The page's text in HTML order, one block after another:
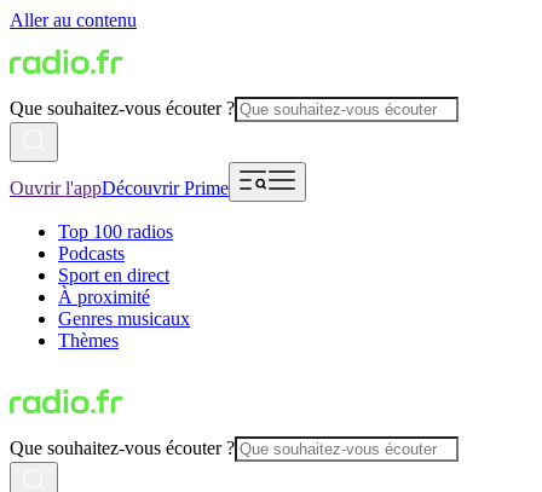
Aller au contenu
Que souhaitez-vous écouter ?
Ouvrir l'appDécouvrir Prime
Top 100 radios
Podcasts
Sport en direct
À proximité
Genres musicaux
Thèmes
Que souhaitez-vous écouter ?